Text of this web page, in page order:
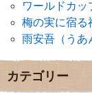
ワールドカッ
梅の実に宿る
雨安吾（うあ
カテゴリー